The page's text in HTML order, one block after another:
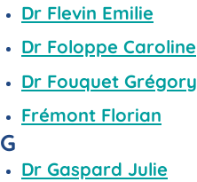
Dr Flevin Emilie
Dr Foloppe Caroline
Dr Fouquet Grégory
Frémont Florian
G
Dr Gaspard Julie